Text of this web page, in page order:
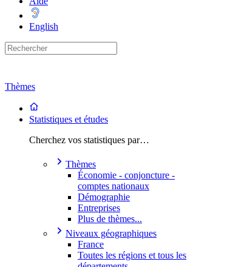
English
Thèmes
Statistiques et études
Cherchez vos statistiques par…
Thèmes
Économie - conjoncture -
comptes nationaux
Démographie
Entreprises
Plus de thèmes...
Niveaux géographiques
France
Toutes les régions et tous les